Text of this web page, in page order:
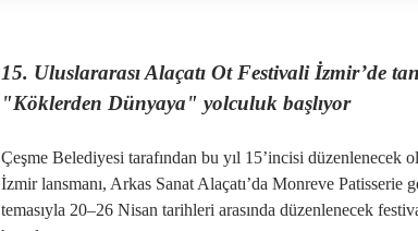
15. Uluslararası Alaçatı Ot Festivali İzmir’de
"Köklerden Dünyaya" yolculuk başlıyor
Çeşme Belediyesi tarafından bu yıl 15’incisi düzenlenecek
İzmir lansmanı, Arkas Sanat Alaçatı’da Monreve Patisserie
temasıyla 20–26 Nisan tarihleri arasında düzenlenecek